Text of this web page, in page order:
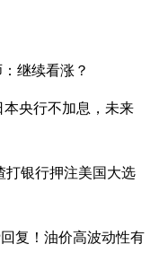
继续看涨？
央行不加息，未来
打银行押注美国大选
复！油价高波动性有